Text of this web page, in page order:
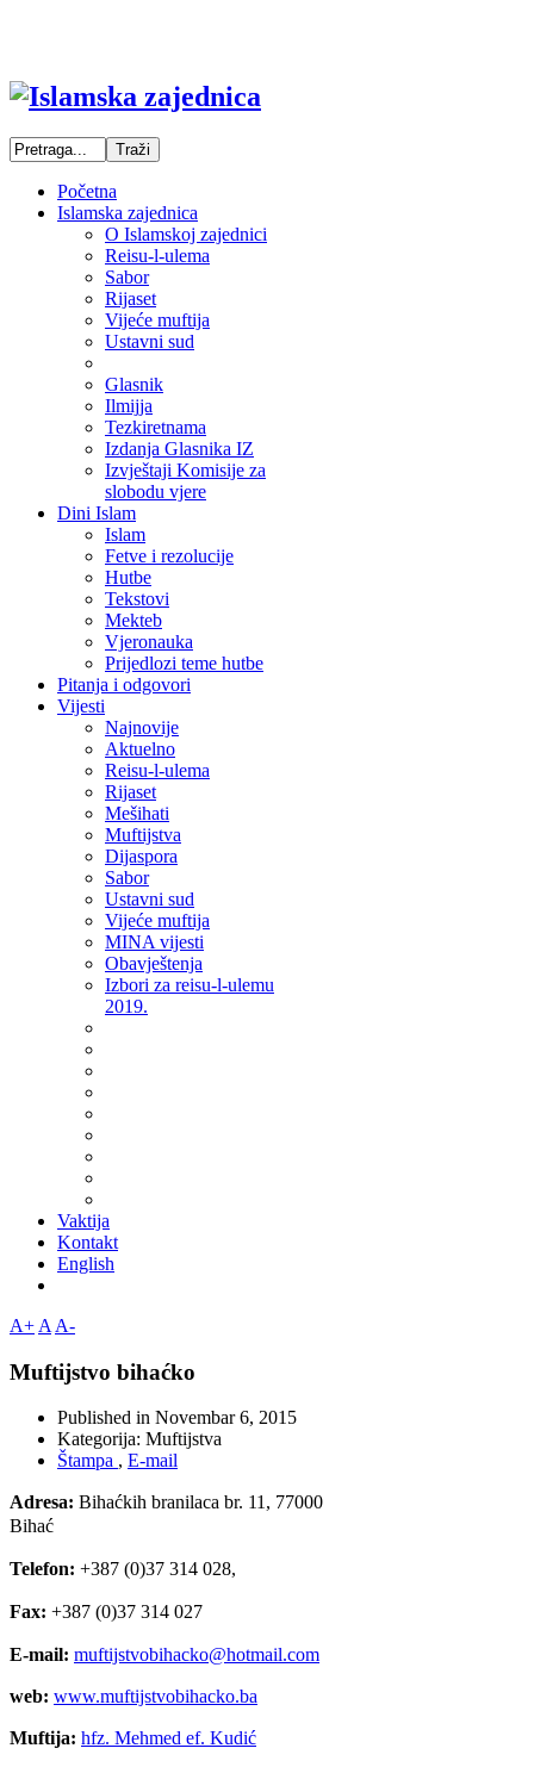
Početna
Islamska zajednica
O Islamskoj zajednici
Reisu-l-ulema
Sabor
Rijaset
Vijeće muftija
Ustavni sud
Glasnik
Ilmijja
Tezkiretnama
Izdanja Glasnika IZ
Izvještaji Komisije za
slobodu vjere
Dini Islam
Islam
Fetve i rezolucije
Hutbe
Tekstovi
Mekteb
Vjeronauka
Prijedlozi teme hutbe
Pitanja i odgovori
Vijesti
Najnovije
Aktuelno
Reisu-l-ulema
Rijaset
Mešihati
Muftijstva
Dijaspora
Sabor
Ustavni sud
Vijeće muftija
MINA vijesti
Obavještenja
Izbori za reisu-l-ulemu
2019.
Vaktija
Kontakt
English
A+ A A-
Muftijstvo bihaćko
Published in Novembar 6, 2015
Kategorija: Muftijstva
Štampa , E-mail
Adresa: Bihaćkih branilaca br. 11, 77000
Bihać
Telefon: +387 (0)37 314 028,
Fax: +387 (0)37 314 027
E-mail: muftijstvobihacko@hotmail.com
web: www.muftijstvobihacko.ba
Muftija: hfz. Mehmed ef. Kudić